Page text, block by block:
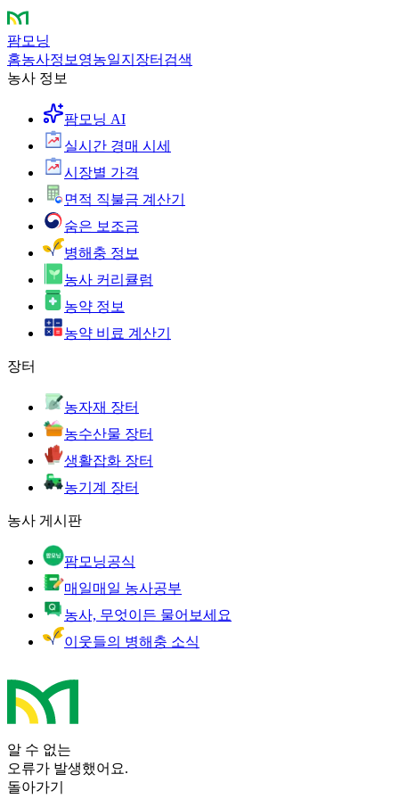
팜모닝
홈농사정보 영농일지 장터 검색
농사 정보
팜모닝 AI
실시간 경매 시세
시장별 가격
면적 직불금 계산기
숨은 보조금
병해충 정보
농사 커리큘럼
농약 정보
농약 비료 계산기
장터
농자재 장터
농수산물 장터
생활잡화 장터
농기계 장터
농사 게시판
팜모닝공식
매일매일 농사공부
농사, 무엇이든 물어보세요
이웃들의 병해충 소식
알 수 없는
오류가 발생했어요.
돌아가기